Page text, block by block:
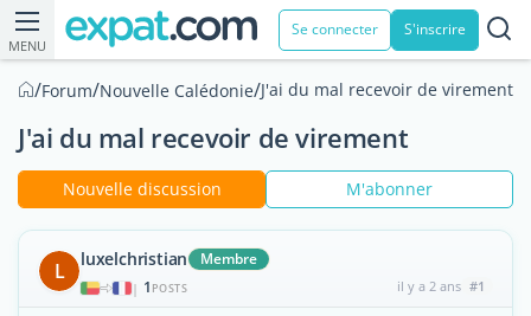
MENU
Se connecter S'inscrire
/Forum/Nouvelle Calédonie/J'ai du mal recevoir de virement
J'ai du mal recevoir de virement
Nouvelle discussion M'abonner
L luxelchristian Membre
| 1 POSTS il y a 2 ans #1